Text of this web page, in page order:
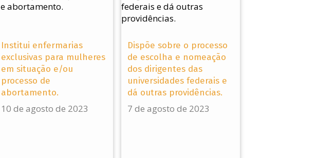
Institui enfermarias
exclusivas para mulheres
em situação e/ou
processo de
abortamento.
10 de agosto de 2023
Dispõe sobre o processo
de escolha e nomeação
dos dirigentes das
universidades federais e
dá outras providências.
7 de agosto de 2023